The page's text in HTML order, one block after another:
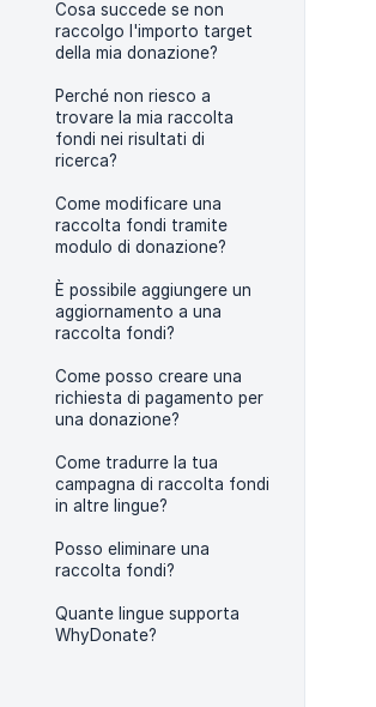
Cosa succede se non
raccolgo l'importo target
della mia donazione?
Perché non riesco a
trovare la mia raccolta
fondi nei risultati di
ricerca?
Come modificare una
raccolta fondi tramite
modulo di donazione?
È possibile aggiungere un
aggiornamento a una
raccolta fondi?
Come posso creare una
richiesta di pagamento per
una donazione?
Come tradurre la tua
campagna di raccolta fondi
in altre lingue?
Posso eliminare una
raccolta fondi?
Quante lingue supporta
WhyDonate?